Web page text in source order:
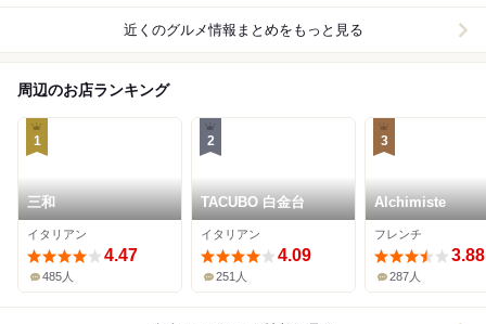
近くのグルメ情報まとめをもっと見る
周辺のお店ランキング
1
三和
イタリアン
4.47
485人
2
TACUBO 白金台
イタリアン
4.09
251人
3
Alchimiste
フレンチ
3.88
287人